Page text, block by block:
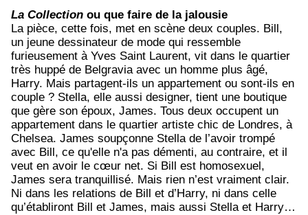
La Collection ou que faire de la jalousie
La pièce, cette fois, met en scène deux couples. Bill,
un jeune dessinateur de mode qui ressemble
furieusement à Yves Saint Laurent, vit dans le quartier
très huppé de Belgravia avec un homme plus âgé,
Harry. Mais partagent-ils un appartement ou sont-ils en
couple ? Stella, elle aussi designer, tient une boutique
que gère son époux, James. Tous deux occupent un
appartement dans le quartier artiste chic de Londres, à
Chelsea. James soupçonne Stella de l’avoir trompé
avec Bill, ce qu'elle n'a pas démenti, au contraire, et il
veut en avoir le cœur net. Si Bill est homosexuel,
James sera tranquillisé. Mais rien n’est vraiment clair.
Ni dans les relations de Bill et d’Harry, ni dans celle
qu’établiront Bill et James, mais aussi Stella et Harry…